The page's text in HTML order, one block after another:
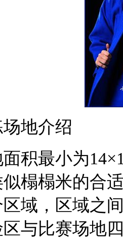
地介绍
最小为
榻榻米的合
域，区域之
与比赛场地